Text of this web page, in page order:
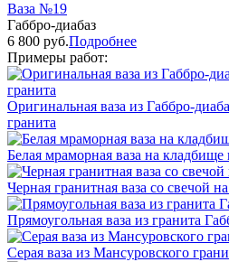
Ваза №19
Габбро-диабаз
6 800 руб.Подробнее
Примеры работ:
Оригинальная ваза из Габбро-
гранита
Белая мраморная ваза на кладбище
Черная гранитная ваза со свечой
Прямоугольная ваза из гранита
Серая ваза из Мансуровского